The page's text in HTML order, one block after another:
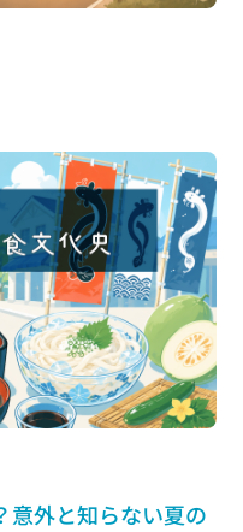
意外と知らない夏の